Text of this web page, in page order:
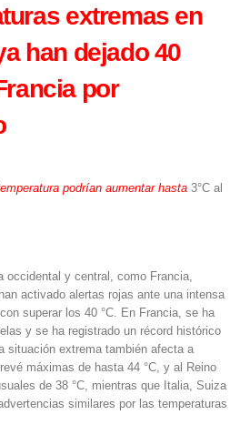
extremas en
han dejado 40
por
podrían aumentar hasta 3°C al
occidental y central, como Francia,
activado alertas rojas ante una intensa
superar los 40 °C. En Francia, se ha
y se ha registrado un récord histórico
situación extrema también afecta a
máximas de hasta 44 °C, y al Reino
de 38 °C, mientras que Italia, Suiza
similares por las temperaturas